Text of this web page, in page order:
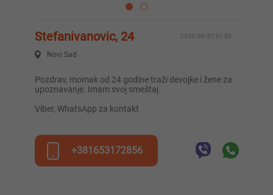
Stefanivanovic, 24 2026/08/07 01:00
Novi Sad
Pozdrav, momak od 24 godine traži devojke i žene za
upoznavanje. Imam svoj smeštaj
Viber, WhatsApp za kontakt
+381653172856